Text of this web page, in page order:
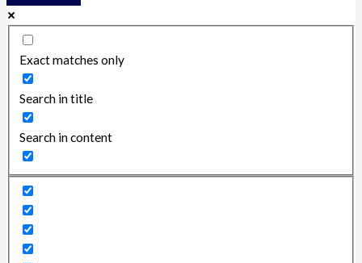
Exact matches only
Search in title
Search in content